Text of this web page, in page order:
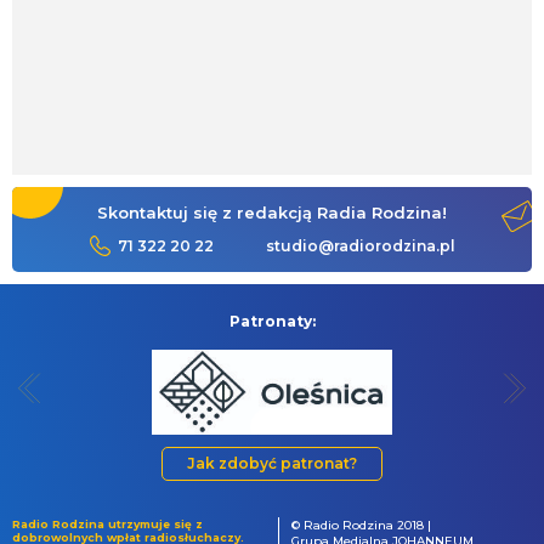
Skontaktuj się z redakcją Radia Rodzina!
71 322 20 22 studio@radiorodzina.pl
Patronaty:
Jak zdobyć patronat?
Radio Rodzina utrzymuje się z
dobrowolnych wpłat radiosłuchaczy.
© Radio Rodzina 2018 |
Grupa Medialna JOHANNEUM